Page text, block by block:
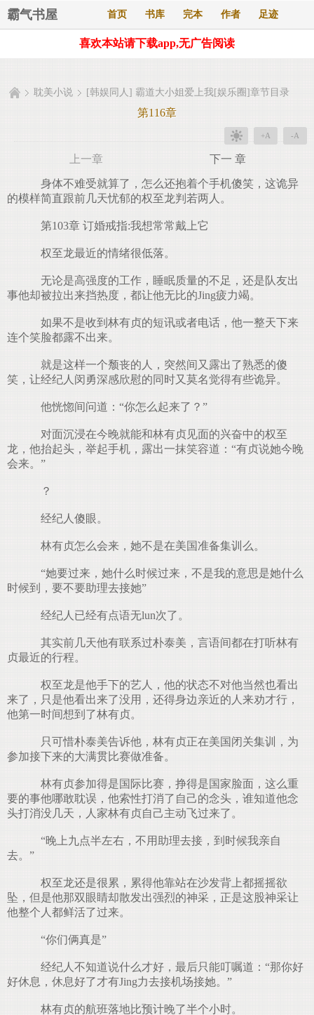
霸气书屋 首页 书库 完本 作者 足迹
喜欢本站请下载app,无广告阅读
耽美小说 [韩娱同人] 霸道大小姐爱上我[娱乐圈]章节目录
第116章
+A -A
上一章 下一 章
身体不难受就算了，怎么还抱着个手机傻笑，这诡异
的模样简直跟前几天忧郁的权至龙判若两人。
第103章 订婚戒指:我想常常戴上它
权至龙最近的情绪很低落。
无论是高强度的工作，睡眠质量的不足，还是队友出
事他却被拉出来挡热度，都让他无比的Jing疲力竭。
如果不是收到林有贞的短讯或者电话，他一整天下来
连个笑脸都露不出来。
就是这样一个颓丧的人，突然间又露出了熟悉的傻
笑，让经纪人闵勇深感欣慰的同时又莫名觉得有些诡异。
他恍惚间问道：“你怎么起来了？”
对面沉浸在今晚就能和林有贞见面的兴奋中的权至
龙，他抬起头，举起手机，露出一抹笑容道：“有贞说她今晚
会来。”
？
经纪人傻眼。
林有贞怎么会来，她不是在美国准备集训么。
“她要过来，她什么时候过来，不是我的意思是她什么
时候到，要不要助理去接她”
经纪人已经有点语无lun次了。
其实前几天他有联系过朴泰美，言语间都在打听林有
贞最近的行程。
权至龙是他手下的艺人，他的状态不对他当然也看出
来了，只是他看出来了没用，还得身边亲近的人来劝才行，
他第一时间想到了林有贞。
只可惜朴泰美告诉他，林有贞正在美国闭关集训，为
参加接下来的大满贯比赛做准备。
林有贞参加得是国际比赛，挣得是国家脸面，这么重
要的事他哪敢耽误，他索性打消了自己的念头，谁知道他念
头打消没几天，人家林有贞自己主动飞过来了。
“晚上九点半左右，不用助理去接，到时候我亲自
去。”
权至龙还是很累，累得他靠站在沙发背上都摇摇欲
坠，但是他那双眼睛却散发出强烈的神采，正是这股神采让
他整个人都鲜活了过来。
“你们俩真是”
经纪人不知道说什么才好，最后只能叮嘱道：“那你好
好休息，休息好了才有Jing力去接机场接她。”
林有贞的航班落地比预计晚了半个小时。